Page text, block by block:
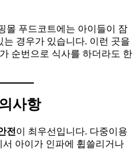
몰 푸드코트에는 아이들이 잠
경우가 있습니다. 이런 곳을
순번으로 식사를 하더라도 한
사항
전 이 최우선입니다. 다중이용
아이가 인파에 휩쓸리거나